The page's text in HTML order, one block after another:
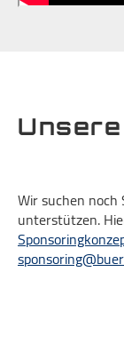
Wir suchen noch
unterstützen.